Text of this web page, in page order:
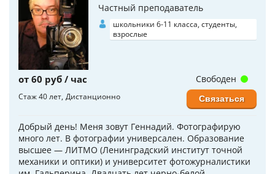
Частный преподаватель
школьники 6-11 класса, студенты,
взрослые
от 60 руб / час
Стаж 40 лет Дистанционно
Добрый день! Меня зовут Геннадий. Фотографирую
много лет. В фотографии универсален. Образование
высшее — ЛИТМО (Ленинградский институт точной
механики и оптики) и университет фотожурналистики
Свободен
Связаться